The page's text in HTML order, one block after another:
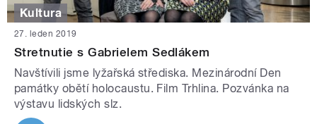
Kultura
27. leden 2019
Stretnutie s Gabrielem Sedlákem
Navštívili jsme lyžařská střediska. Mezinárodní Den
památky obětí holocaustu. Film Trhlina. Pozvánka na
výstavu lidských slz.